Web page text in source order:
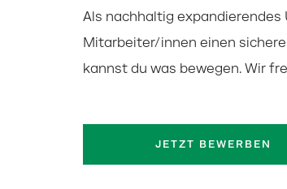
Als nachhaltig
Mitarbeiter/innen einen
kannst du was bewegen. Wir
JETZT BEWERBEN